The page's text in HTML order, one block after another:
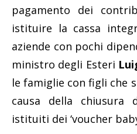
pagamento dei
istituire la cassa
aziende con pochi
ministro degli Esteri
le famiglie con figli che
causa della chiusura
istituiti dei ‘voucher